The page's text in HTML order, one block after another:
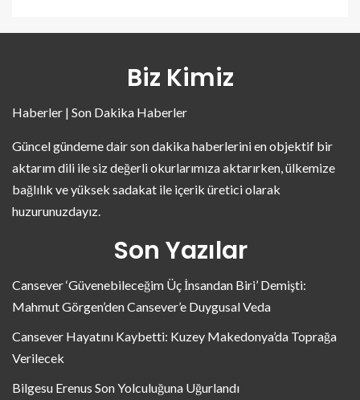
Biz Kimiz
Haberler | Son Dakika Haberler
Güncel gündeme dair son dakika haberlerini en objektif bir
aktarım dili ile siz değerli okurlarımıza aktarırken, ülkemize
bağlılık ve yüksek sadakat ile içerik üretici olarak
huzurunuzdayız.
Son Yazılar
Cansever ‘Güvenebileceğim Üç İnsandan Biri’ Demişti:
Mahmut Görgen’den Cansever’e Duygusal Veda
Cansever Hayatını Kaybetti: Kuzey Makedonya’da Toprağa
Verilecek
Bilgesu Erenus Son Yolculuğuna Uğurlandı